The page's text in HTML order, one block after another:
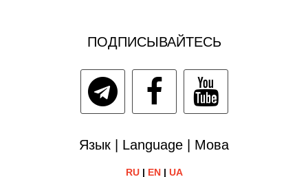
ПОДПИСЫВАЙТЕСЬ
Язык | Language | Мова
RU| EN| UA